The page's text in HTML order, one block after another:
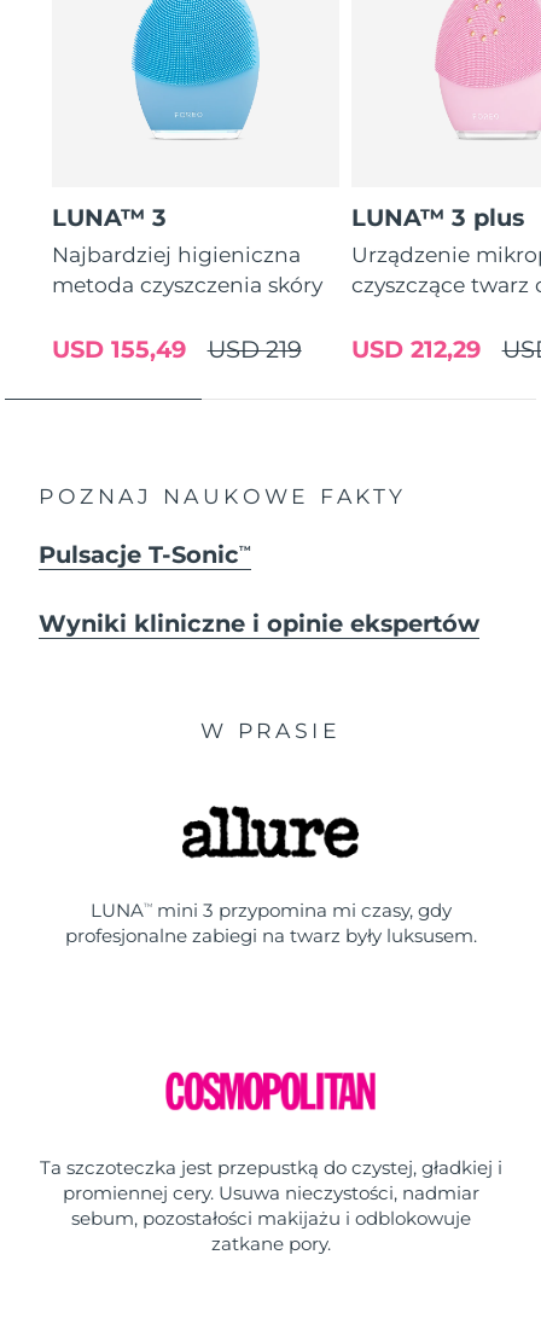
LUNA™ 3
Najbardziej higieniczna
metoda czyszczenia skóry
USD 219
USD 155,49
LUNA™ 3 plus
Urządzenie
czyszczące twarz
USD 212,29
POZNAJ NAUKOWE FAKTY
Pulsacje T-SonicTM
Wyniki kliniczne i opinie ekspertów
W PRASIE
LUNATMmini 3 przypomina mi czasy, gdy
profesjonalne zabiegi na twarz były luksusem.
Ta szczoteczka jest przepustką do czystej, gładkiej i
promiennej cery. Usuwa nieczystości, nadmiar
sebum, pozostałości makijażu i odblokowuje
zatkane pory.